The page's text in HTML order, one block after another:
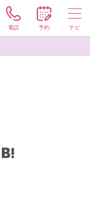
ナビ
電話 予約